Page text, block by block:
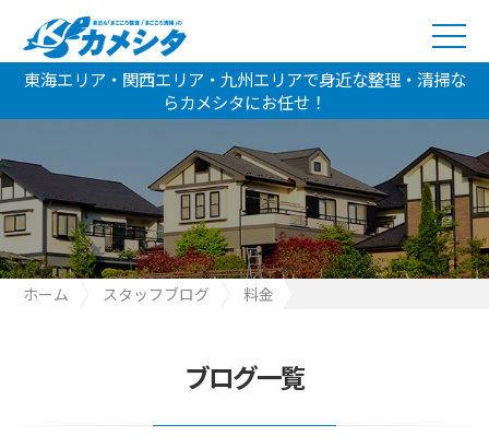
東海エリア・関西エリア・九州エリアで身近な整理・清掃な
らカメシタにお任せ！
ホーム スタッフブログ
料金
ブログ一覧